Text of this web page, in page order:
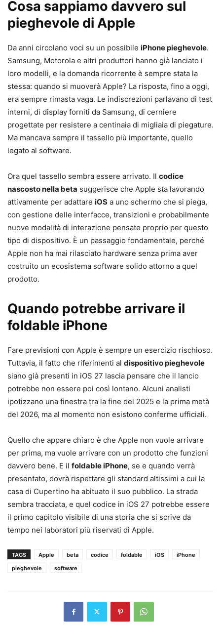
Cosa sappiamo davvero sul
pieghevole di Apple
Da anni circolano voci su un possibile iPhone pieghevole.
Samsung, Motorola e altri produttori hanno già lanciato i
loro modelli, e la domanda ricorrente è sempre stata la
stessa: quando si muoverà Apple? La risposta, fino a oggi,
era sempre rimasta vaga. Le indiscrezioni parlavano di test
interni, di display forniti da Samsung, di cerniere
progettate per resistere a centinaia di migliaia di piegature.
Ma mancava sempre il tassello più importante, quello
legato al software.
Ora quel tassello sembra essere arrivato. Il codice
nascosto nella beta suggerisce che Apple sta lavorando
attivamente per adattare iOS a uno schermo che si piega,
con gestione delle interfacce, transizioni e probabilmente
nuove modalità di interazione pensate proprio per questo
tipo di dispositivo. È un passaggio fondamentale, perché
Apple non ha mai rilasciato hardware senza prima aver
costruito un ecosistema software solido attorno a quel
prodotto.
Quando potrebbe arrivare il
foldable iPhone
Fare previsioni con Apple è sempre un esercizio rischioso.
Tuttavia, il fatto che riferimenti al dispositivo pieghevole
siano già presenti in iOS 27 lascia pensare che il lancio
potrebbe non essere poi così lontano. Alcuni analisti
ipotizzano una finestra tra la fine del 2025 e la prima metà
del 2026, ma al momento non esistono conferme ufficiali.
Quello che appare chiaro è che Apple non vuole arrivare
per prima, ma vuole arrivare con un prodotto che funzioni
davvero bene. E il foldable iPhone, se e quando verrà
presentato, dovrà rispettare gli standard altissimi a cui la
casa di Cupertino ha abituato il suo pubblico. La strada
sembra tracciata, e quel codice in iOS 27 potrebbe essere
il primo capitolo visibile di una storia che si scrive da
tempo nei laboratori più riservati di Apple.
TAGS Apple beta codice foldable iOS
iPhone
pieghevole
software